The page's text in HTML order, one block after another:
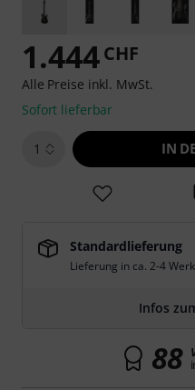
1.444 CHF
Alle Preise inkl. MwSt.
Sofort lieferbar
1 IN
Standardlieferung
Lieferung in ca. 2-4
Infos
88